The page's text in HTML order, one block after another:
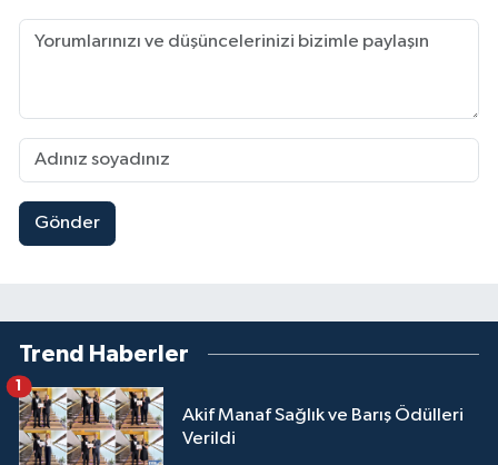
Gönder
Trend Haberler
Akif Manaf Sağlık ve Barış Ödülleri
Verildi
1